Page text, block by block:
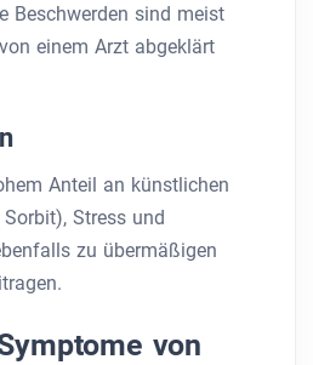
Beschwerden sind meist
einem Arzt abgeklärt
Anteil an künstlichen
Stress und
zu übermäßigen
von